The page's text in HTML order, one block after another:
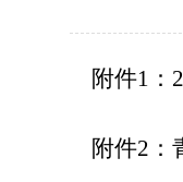
附件1 ：
附件2